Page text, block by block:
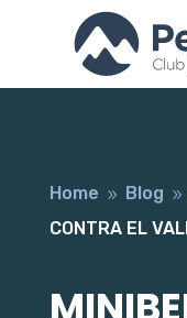
Home 9 Blog 9
CONTRA EL